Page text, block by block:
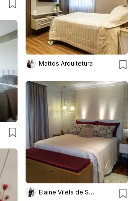
Mattos Arquitetura
Elaine Vilela de Sousa